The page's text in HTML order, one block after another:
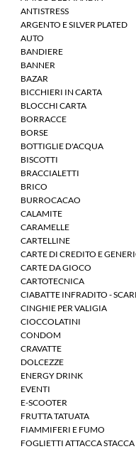
ANTISTRESS
ARGENTO E SILVER PLATED
AUTO
BANDIERE
BANNER
BAZAR
BICCHIERI IN CARTA
BLOCCHI CARTA
BORRACCE
BORSE
BOTTIGLIE D'ACQUA
BISCOTTI
BRACCIALETTI
BRICO
BURROCACAO
CALAMITE
CARAMELLE
CARTELLINE
CARTE DI CREDITO E
CARTE DA GIOCO
CARTOTECNICA
CIABATTE INFRADITO -
CINGHIE PER VALIGIA
CIOCCOLATINI
CONDOM
CRAVATTE
DOLCEZZE
ENERGY DRINK
EVENTI
E-SCOOTER
FRUTTA TATUATA
FIAMMIFERI E FUMO
FOGLIETTI ATTACCA STACCA